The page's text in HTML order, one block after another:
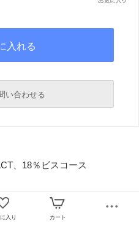
い合わせる
、18％ビスコース
入り カート